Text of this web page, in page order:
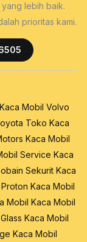
lebih baik.
prioritas kami.
Kaca Mobil Volvo
Toko Kaca
Kaca Mobil
Service Kaca
Sekurit Kaca
Kaca Mobil
Mobil Kaca Mobil
Kaca Mobil
Kaca Mobil